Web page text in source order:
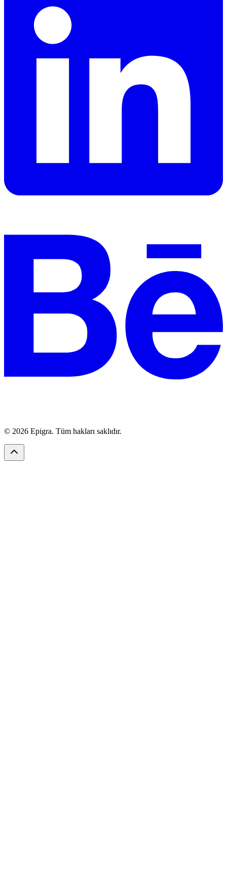
© 2026 Epigra. Tüm hakları saklıdır.